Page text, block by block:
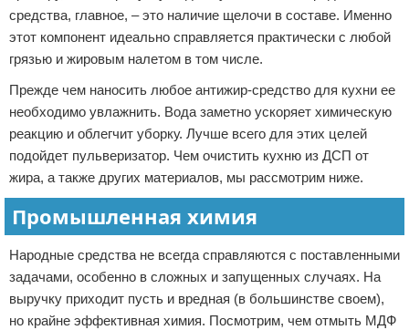
средства, главное, – это наличие щелочи в составе. Именно
этот компонент идеально справляется практически с любой
грязью и жировым налетом в том числе.
Прежде чем наносить любое антижир-средство для кухни ее
необходимо увлажнить. Вода заметно ускоряет химическую
реакцию и облегчит уборку. Лучше всего для этих целей
подойдет пульверизатор. Чем очистить кухню из ДСП от
жира, а также других материалов, мы рассмотрим ниже.
Промышленная химия
Народные средства не всегда справляются с поставленными
задачами, особенно в сложных и запущенных случаях. На
выручку приходит пусть и вредная (в большинстве своем),
но крайне эффективная химия. Посмотрим, чем отмыть МДФ